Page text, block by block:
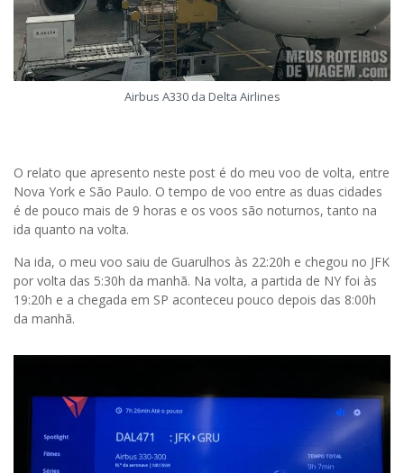
Airbus A330 da Delta Airlines
O relato que apresento neste post é do meu voo de volta, entre
Nova York e São Paulo. O tempo de voo entre as duas cidades
é de pouco mais de 9 horas e os voos são noturnos, tanto na
ida quanto na volta.
Na ida, o meu voo saiu de Guarulhos às 22:20h e chegou no JFK
por volta das 5:30h da manhã. Na volta, a partida de NY foi às
19:20h e a chegada em SP aconteceu pouco depois das 8:00h
da manhã.